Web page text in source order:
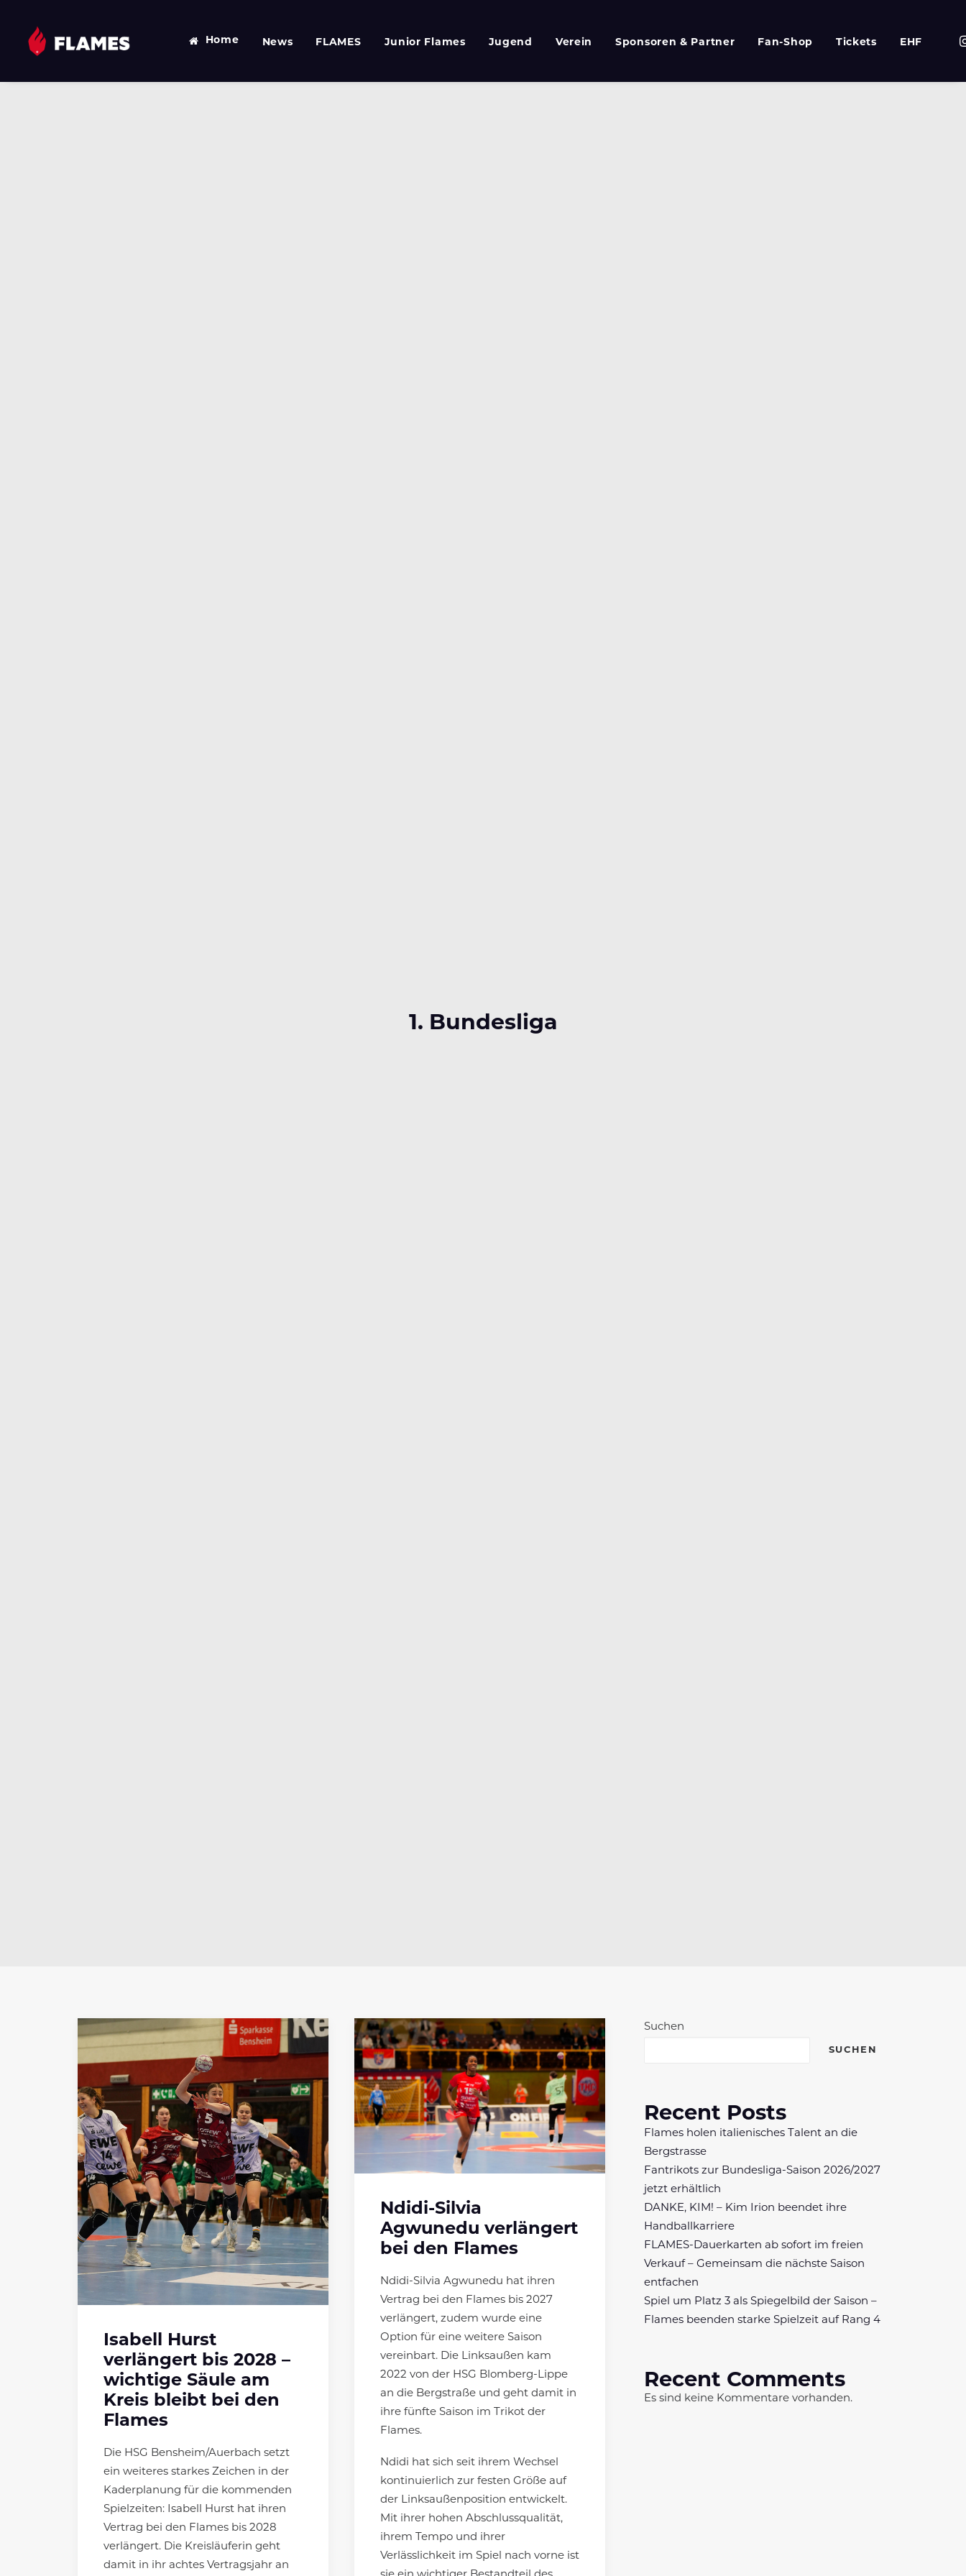
Home News FLAMES Junior Flames Jugend Verein Sponsoren & Partner Fan-Shop Tickets EHF
1. Bundesliga
Isabell Hurst
verlängert bis 2028 –
wichtige Säule am
Kreis bleibt bei den
Flames
Die HSG Bensheim/Auerbach setzt
ein weiteres starkes Zeichen in der
Kaderplanung für die kommenden
Spielzeiten: Isabell Hurst hat ihren
Vertrag bei den Flames bis 2028
verlängert. Die Kreisläuferin geht
damit in ihr achtes Vertragsjahr an
Ndidi-Silvia
Agwunedu verlängert
bei den Flames
Ndidi-Silvia Agwunedu hat ihren
Vertrag bei den Flames bis 2027
verlängert, zudem wurde eine
Option für eine weitere Saison
vereinbart. Die Linksaußen kam
2022 von der HSG Blomberg-Lippe
an die Bergstraße und geht damit in
ihre fünfte Saison im Trikot der
Flames.
Ndidi hat sich seit ihrem Wechsel
kontinuierlich zur festen Größe auf
der Linksaußenposition entwickelt.
Mit ihrer hohen Abschlussqualität,
ihrem Tempo und ihrer
Verlässlichkeit im Spiel nach vorne ist
Suchen
SUCHEN
Recent Posts
Flames holen italienisches Talent an die
Bergstrasse
Fantrikots zur Bundesliga-Saison 2026/2027
jetzt erhältlich
DANKE, KIM! – Kim Irion beendet ihre
Handballkarriere
FLAMES-Dauerkarten ab sofort im freien
Verkauf – Gemeinsam die nächste Saison
entfachen
Spiel um Platz 3 als Spiegelbild der Saison –
Flames beenden starke Spielzeit auf Rang 4
Recent Comments
Es sind keine Kommentare vorhanden.